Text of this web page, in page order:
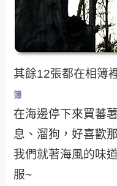
其餘12張都在相簿
簿
在海邊停下來買蕃
息、溜狗，好喜歡
我們就著海風的味
服~